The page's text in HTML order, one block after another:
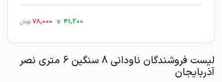
41,200 تا 78,000 تومان
لیست فروشندگان ناودانی 8 سنگین 6 متری نصر
آذربایجان